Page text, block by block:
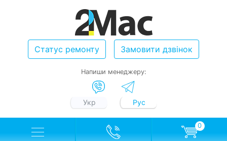
Статус ремонту Замовити дзвінок
Напиши менеджеру:
Укр Рус
0